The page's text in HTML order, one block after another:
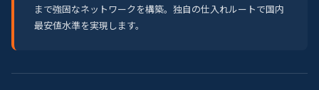
まで強固なネットワークを構築。独自の仕入れルートで国内
最安値水準を実現します。